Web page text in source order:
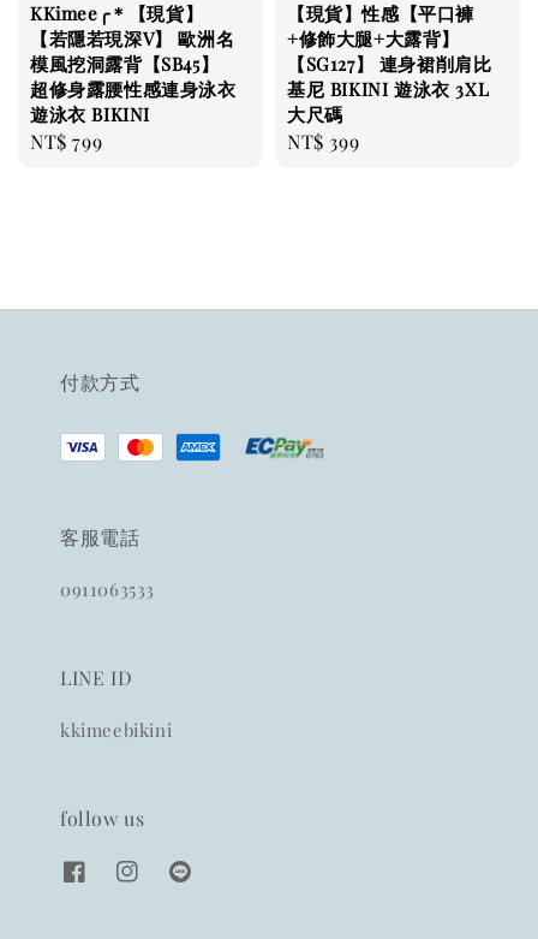
KKimee╭＊【現貨】
【若隱若現深V】 歐洲名
模風挖洞露背【SB45】
超修身露腰性感連身泳衣
遊泳衣 BIKINI
Regular
NT$ 799
【現貨】性感【平口褲
+修飾大腿+大露背】
【SG127】 連身裙削肩比
基尼 BIKINI 遊泳衣 3XL
大尺碼
Regular
NT$ 399
付款方式
客服電話
0911063533
LINE ID
kkimeebikini
follow us